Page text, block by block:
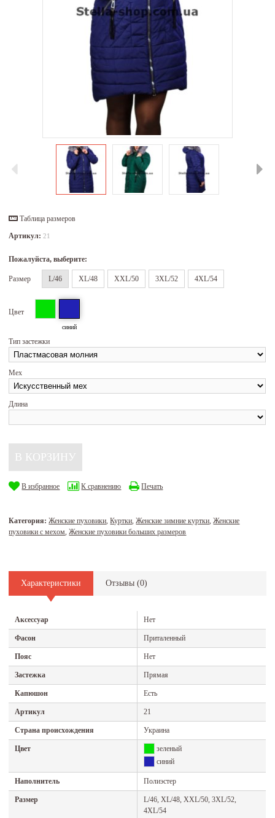
Таблица размеров
Артикул:21
Пожалуйста, выберите:
Размер L/46 XL/48 XXL/50 3XL/52 4XL/54
Цвет
синий
Тип застежки
Мех
Длина
В избранное К сравнению Печать
Категория:Женские пуховики,Куртки,Женские зимние куртки,Женские
пуховики с мехом,Женские пуховики больших размеров
Характеристики Отзывы (0)
Аксессуар Нет
Фасон Приталенный
Пояс Нет
Застежка Прямая
Капюшон Есть
Артикул 21
Страна происхождения Украина
Цвет
зеленый
синий
Наполнитель Полиэстер
Размер
L/46, XL/48, XXL/50, 3XL/52,
4XL/54